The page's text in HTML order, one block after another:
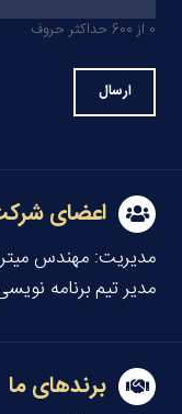
0 از 600 حداکثر حروف
اعضای
مدیریت: مهندس
مدیر تیم برنامه
برندهای ما